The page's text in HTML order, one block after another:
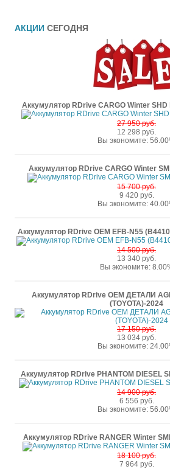
АКЦИИ СЕГОДНЯ
Аккумулятор RDrive CARGO Winter SHD
27 950 руб.
12 298 руб.
Вы экономите:
Аккумулятор RDrive CARGO Winter
15 700 руб.
9 420 руб.
Вы экономите:
Аккумулятор RDrive OEM EFB-N55
14 500 руб.
13 340 руб.
Вы экономите:
Аккумулятор RDrive OEM ДЕТАЛИ
(TOYOTA)-2024
17 150 руб.
13 034 руб.
Вы экономите:
Аккумулятор RDrive PHANTOM DIESEL
14 900 руб.
6 556 руб.
Вы экономите:
Аккумулятор RDrive RANGER Winter
18 100 руб.
7 964 руб.